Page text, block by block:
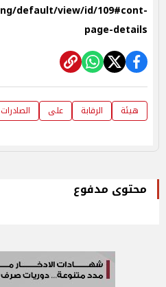
default/view/id/109#cont-
page-details
هيئة الرقابة على الصادرات
محتوى مدفوع